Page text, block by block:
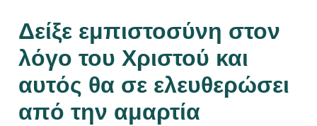
Δείξε εμπιστοσύνη στον
λόγο του Χριστού και
αυτός θα σε ελευθερώσει
από την αμαρτία